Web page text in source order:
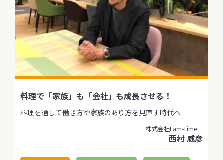
料理で「家族」も「会社」も成長させる！
料理を通して働き方や家族のあり方を見直す時代へ
株式会社Fam-Time
西村 威彦